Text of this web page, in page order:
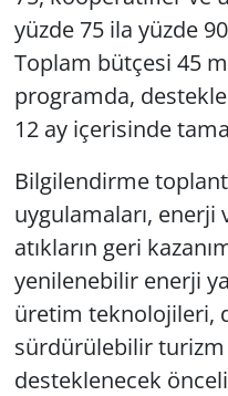
yüzde 75 ila yüzde
Toplam bütçesi 45
programda,
12 ay içerisinde
Bilgilendirme
uygulamaları, enerji
atıkların geri
yenilenebilir enerji
üretim teknolojileri,
sürdürülebilir
desteklenecek